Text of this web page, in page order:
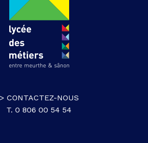
> CONTACTEZ-NOUS
T. 0 806 00 54 54